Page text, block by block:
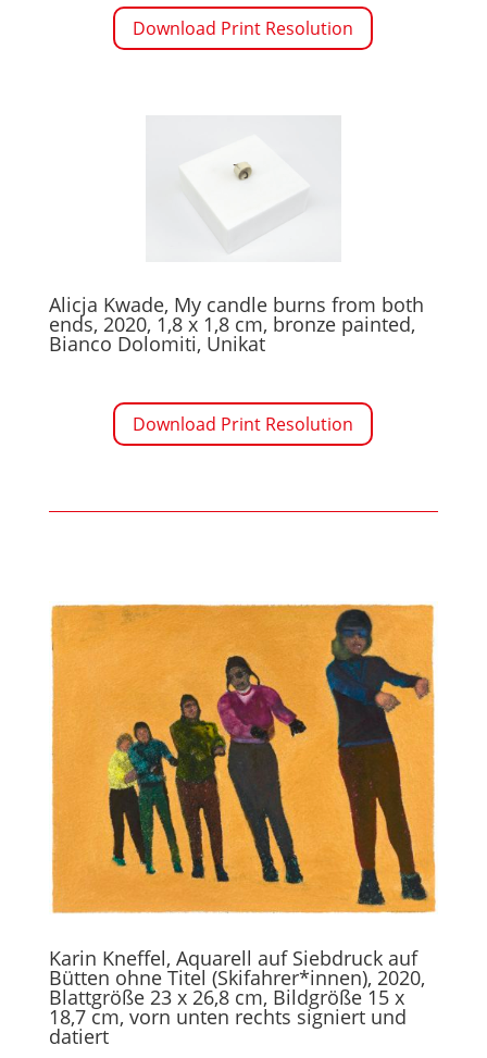
Download Print Resolution
Alicja Kwade, My candle burns from both
ends, 2020, 1,8 x 1,8 cm, bronze painted,
Bianco Dolomiti, Unikat
Download Print Resolution
Karin Kneffel, Aquarell auf Siebdruck auf
Bütten ohne Titel (Skifahrer*innen), 2020,
Blattgröße 23 x 26,8 cm, Bildgröße 15 x
18,7 cm, vorn unten rechts signiert und
datiert